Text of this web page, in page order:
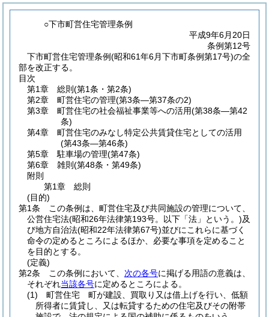
○下市町営住宅管理条例
平成9年6月20日
条例第12号
下市町営住宅管理条例(昭和61年6月下市町条例第17号)の全
部を改正する。
目次
第1章
総則 (第1条・第2条)
第2章
町営住宅の管理(第3条―第37条の2)
第3章
町営住宅の社会福祉事業等への活用(第38条―第42
条)
第4章
町営住宅のみなし特定公共賃貸住宅としての活用
(第43条―第46条)
第5章
駐車場の管理(第47条)
第6章
雑則 (第48条・第49条)
附則
第1章
総則
(目的)
第1条
この条例は、町営住宅及び共同施設の管理について、
公営住宅法(昭和26年法律第193号。以下「法」という。)及
び地方自治法(昭和22年法律第67号)並びにこれらに基づく
命令の定めるところによるほか、必要な事項を定めること
を目的とする。
(定義)
第2条
この条例において、 次の各号に掲げる用語の意義は、
それぞれ当該各号に定めるところによる。
(1)
町営住宅 町が建設、買取り又は借上げを行い、低額
所得者に賃貸し、又は転貸するための住宅及びその附帯